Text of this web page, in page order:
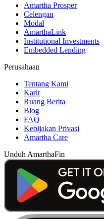
Amartha Prosper
Celengan
Modal
AmarthaLink
Institutional Investments
Embedded Lending
Perusahaan
Tentang Kami
Karir
Ruang Berita
Blog
FAQ
Kebijakan Privasi
Amartha Care
Unduh AmarthaFin